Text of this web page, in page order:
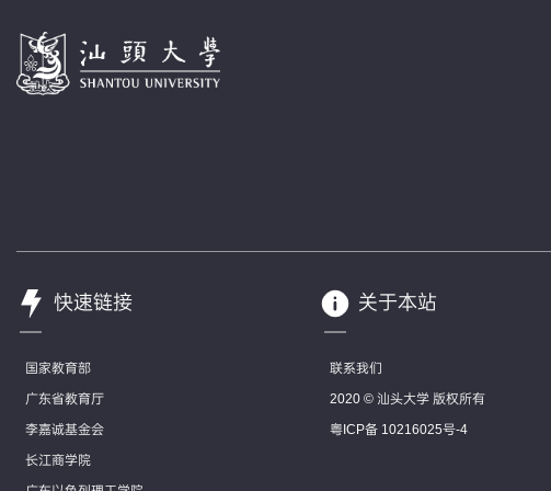
快速链接
国家教育部
广东省教育厅
李嘉诚基金会
长江商学院
关于本站
联系我们
2020 © 汕头大学 版权所有
粤ICP备 10216025号-4